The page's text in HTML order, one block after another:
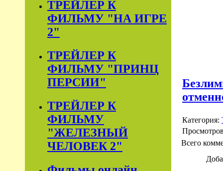
ТРЕЙЛЕР К
ФИЛЬМУ "НА ИГРЕ
2"
ТРЕЙЛЕР К
ФИЛЬМУ "ПРИНЦ
ПЕРСИИ"
ТРЕЙЛЕР К
ФИЛЬМУ
"ЖЕЛЕЗНЫЙ
ЧЕЛОВЕК 2"
Категория:
Всего